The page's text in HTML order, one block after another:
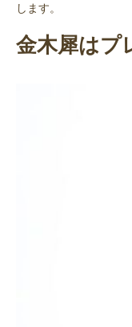
します。
金木犀はプ